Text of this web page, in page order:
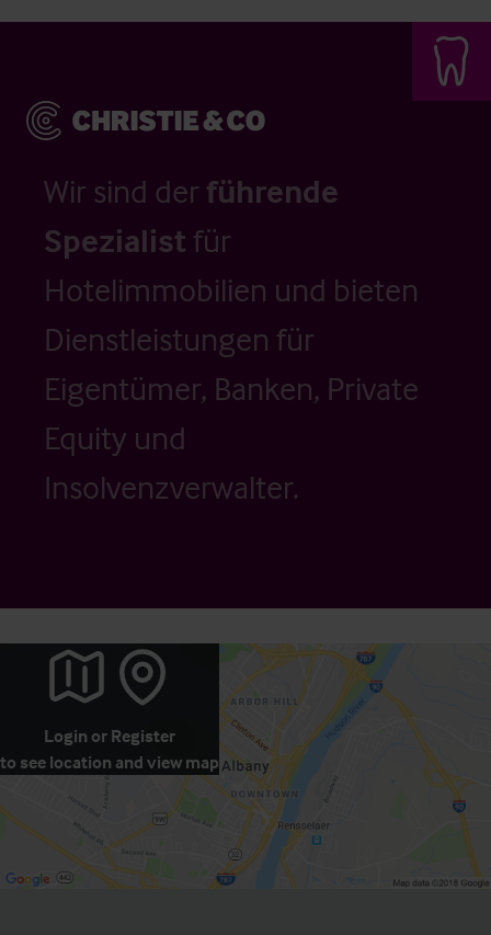
Wir sind der führende
Spezialistfür
Hotelimmobilien und bieten
Dienstleistungen für
Eigentümer, Banken, Private
Equity und
Insolvenzverwalter.
Login or Register
to see location and view map